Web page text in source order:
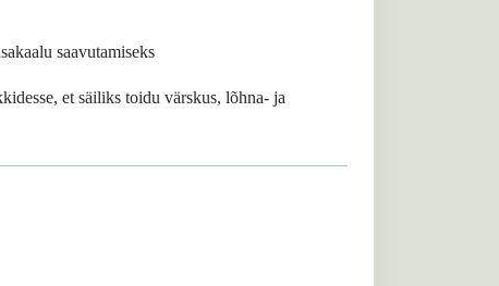
saavutamiseks
et säiliks toidu värskus, lõhna- ja